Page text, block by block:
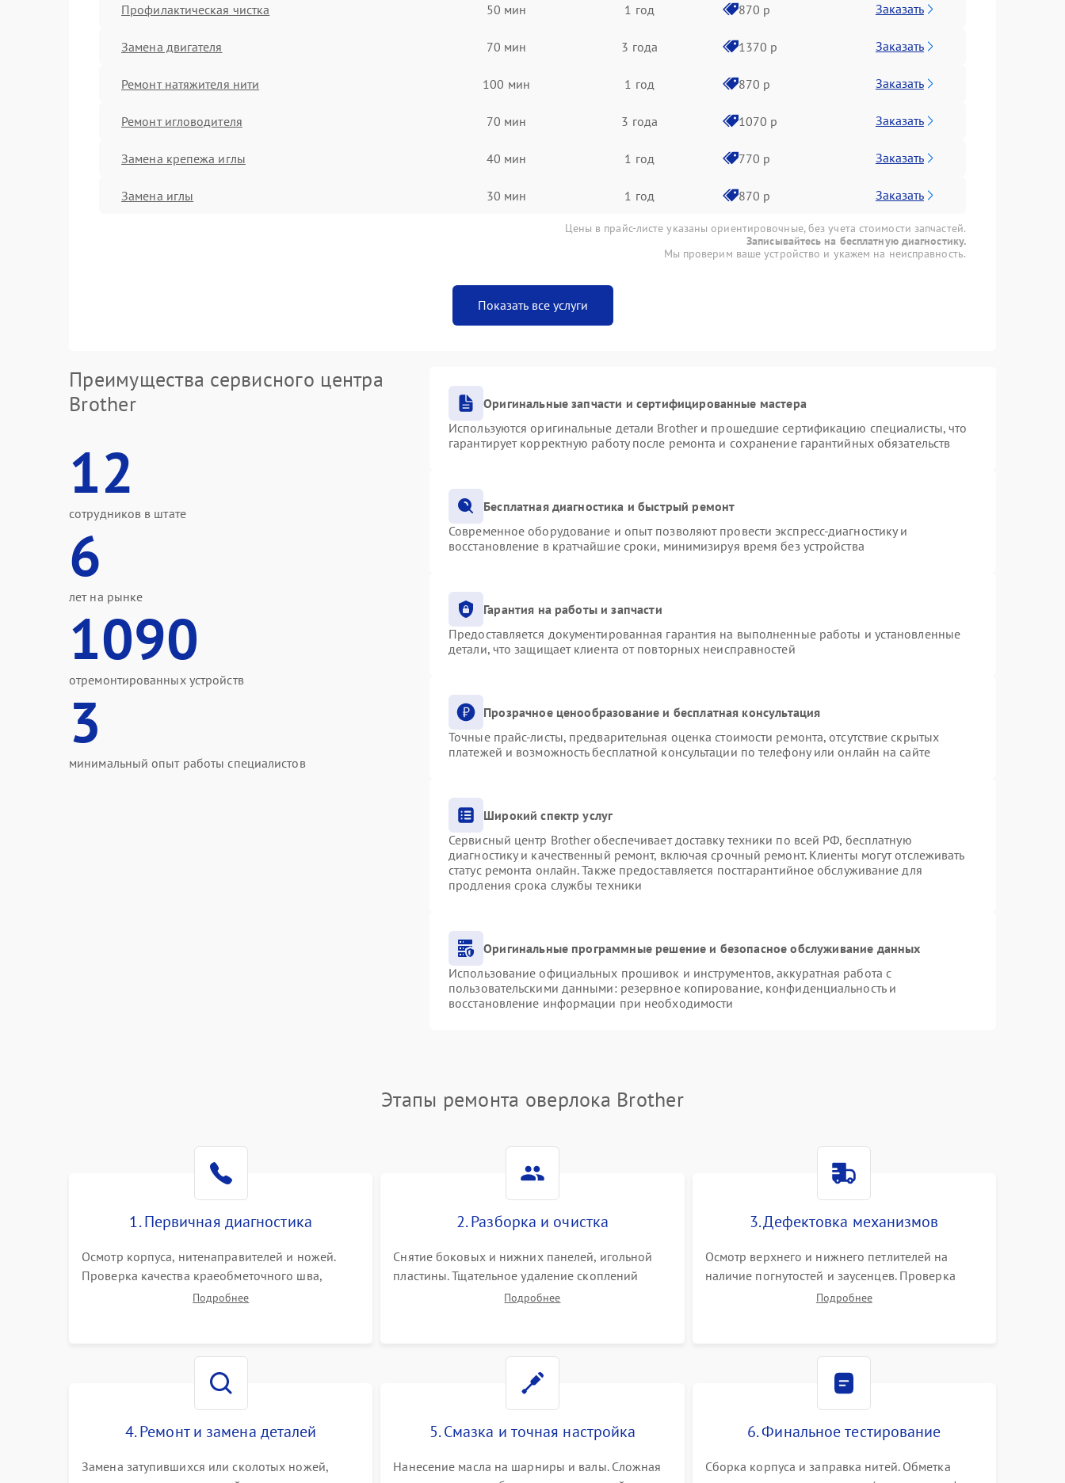
Профилактическая чистка 50 мин 1 год 870 р Заказать
Замена двигателя 70 мин 3 года 1370 р Заказать
Ремонт натяжителя нити 100 мин 1 год 870 р Заказать
Ремонт игловодителя 70 мин 3 года 1070 р Заказать
Замена крепежа иглы 40 мин 1 год 770 р Заказать
Замена иглы 30 мин 1 год 870 р Заказать
Цены в прайс-листе указаны ориентировочные, без учета стоимости запчастей.
Записывайтесь на бесплатную диагностику.
Мы проверим ваше устройство и укажем на неисправность.
Показать все услуги
Преимущества сервисного центра
Brother
12
сотрудников в штате
6
лет на рынке
1090
отремонтированных устройств
3
минимальный опыт работы специалистов
Оригинальные запчасти и сертифицированные мастера
Используются оригинальные детали Brother и прошедшие сертификацию специалисты, что
гарантирует корректную работу после ремонта и сохранение гарантийных обязательств
Бесплатная диагностика и быстрый ремонт
Современное оборудование и опыт позволяют провести экспресс-диагностику и
восстановление в кратчайшие сроки, минимизируя время без устройства
Гарантия на работы и запчасти
Предоставляется документированная гарантия на выполненные работы и установленные
детали, что защищает клиента от повторных неисправностей
Прозрачное ценообразование и бесплатная консультация
Точные прайс-листы, предварительная оценка стоимости ремонта, отсутствие скрытых
платежей и возможность бесплатной консультации по телефону или онлайн на сайте
Широкий спектр услуг
Сервисный центр Brother обеспечивает доставку техники по всей РФ, бесплатную
диагностику и качественный ремонт, включая срочный ремонт. Клиенты могут отслеживать
статус ремонта онлайн. Также предоставляется постгарантийное обслуживание для
продления срока службы техники
Оригинальные программные решение и безопасное обслуживание данных
Использование официальных прошивок и инструментов, аккуратная работа с
пользовательскими данными: резервное копирование, конфиденциальность и
восстановление информации при необходимости
Этапы ремонта оверлока Brother
1. Первичная диагностика
Осмотр корпуса, нитенаправителей и ножей.
Проверка качества краеобметочного шва,
натяжения нитей и работы педали. Выявление
Подробнее
2. Разборка и очистка
Снятие боковых и нижних панелей, игольной
пластины. Тщательное удаление скоплений
тканевой пыли, обрезков и очесов из зоны
Подробнее
3. Дефектовка механизмов
Осмотр верхнего и нижнего петлителей на
наличие погнутостей и заусенцев. Проверка
остроты режущих кромок ножей, состояния
Подробнее
4. Ремонт и замена деталей
Замена затупившихся или сколотых ножей,
5. Смазка и точная настройка
Нанесение масла на шарниры и валы. Сложная
6. Финальное тестирование
Сборка корпуса и заправка нитей. Обметка